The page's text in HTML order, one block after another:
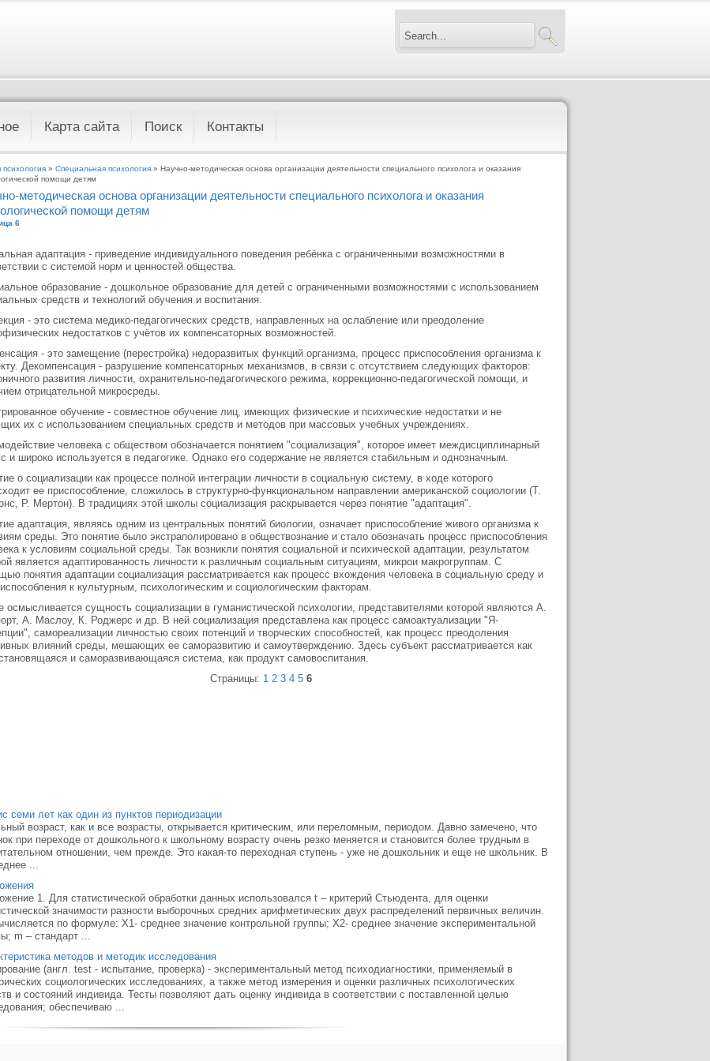
Карта сайта Поиск Контакты
психология » Специальная психология » Научно-методическая основа организации деятельности специального психолога и оказания
помощи детям
методическая основа организации деятельности специального психолога и оказания
помощи детям
6
адаптация - приведение индивидуального поведения ребёнка с ограниченными возможностями в
с системой норм и ценностей общества.
образование - дошкольное образование для детей с ограниченными возможностями с использованием
средств и технологий обучения и воспитания.
- это система медико-педагогических средств, направленных на ослабление или преодоление
недостатков с учётов их компенсаторных возможностей.
- это замещение (перестройка) недоразвитых функций организма, процесс приспособления организма к
Декомпенсация - разрушение компенсаторных механизмов, в связи с отсутствием следующих факторов:
развития личности, охранительно-педагогического режима, коррекционно-педагогической помощи, и
отрицательной микросреды.
обучение - совместное обучение лиц, имеющих физические и психические недостатки и не
их с использованием специальных средств и методов при массовых учебных учреждениях.
человека с обществом обозначается понятием "социализация", которое имеет междисциплинарный
и широко используется в педагогике. Однако его содержание не является стабильным и однозначным.
о социализации как процессе полной интеграции личности в социальную систему, в ходе которого
ее приспособление, сложилось в структурно-функциональном направлении американской социологии (Т.
Р. Мертон). В традициях этой школы социализация раскрывается через понятие "адаптация".
адаптация, являясь одним из центральных понятий биологии, означает приспособление живого организма к
среды. Это понятие было экстраполировано в обществознание и стало обозначать процесс приспособления
к условиям социальной среды. Так возникли понятия социальной и психической адаптации, результатом
является адаптированность личности к различным социальным ситуациям, микрои макрогруппам. С
понятия адаптации социализация рассматривается как процесс вхождения человека в социальную среду и
к культурным, психологическим и социологическим факторам.
осмысливается сущность социализации в гуманистической психологии, представителями которой являются А.
А. Маслоу, К. Роджерс и др. В ней социализация представлена как процесс самоактуализации "Я-
самореализации личностью своих потенций и творческих способностей, как процесс преодоления
влияний среды, мешающих ее саморазвитию и самоутверждению. Здесь субъект рассматривается как
и саморазвивающаяся система, как продукт самовоспитания.
Страницы: 1 2 3 4 5 6
семи лет как один из пунктов периодизации
возраст, как и все возрасты, открывается критическим, или переломным, периодом. Давно замечено, что
при переходе от дошкольного к школьному возрасту очень резко меняется и становится более трудным в
отношении, чем прежде. Это какая-то переходная ступень - уже не дошкольник и еще не школьник. В
...
1. Для статистической обработки данных использовался t – критерий Стьюдента, для оценки
значимости разности выборочных средних арифметических двух распределений первичных величин.
по формуле: Х1- среднее значение контрольной группы; Х2- среднее значение экспериментальной
m – стандарт ...
методов и методик исследования
(англ. test - испытание, проверка) - экспериментальный метод психодиагностики, применяемый в
социологических исследованиях, а также метод измерения и оценки различных психологических
и состояний индивида. Тесты позволяют дать оценку индивида в соответствии с поставленной целью
обеспечиваю ...